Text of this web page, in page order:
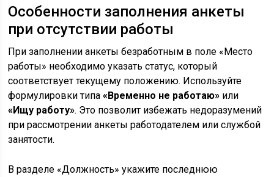
Особенности заполнения анкеты
при отсутствии работы
При заполнении анкеты безработным в поле «Место
работы» необходимо указать статус, который
соответствует текущему положению. Используйте
формулировки типа«Временно не работаю» или
«Ищу работу». Это позволит избежать недоразумений
при рассмотрении анкеты работодателем или службой
занятости.
В разделе «Должность» укажите последнюю